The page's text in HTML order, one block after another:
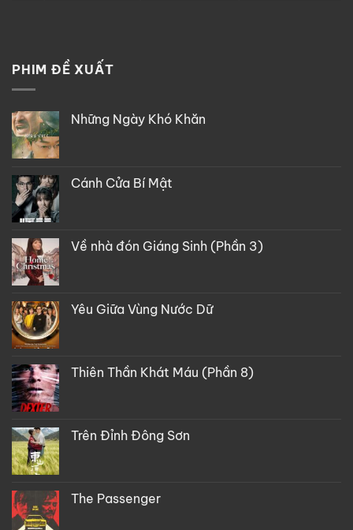
PHIM ĐỀ XUẤT
Những Ngày Khó Khăn
Cánh Cửa Bí Mật
Về nhà đón Giáng Sinh (Phần 3)
Yêu Giữa Vùng Nước Dữ
Thiên Thần Khát Máu (Phần 8)
Trên Đỉnh Đông Sơn
The Passenger